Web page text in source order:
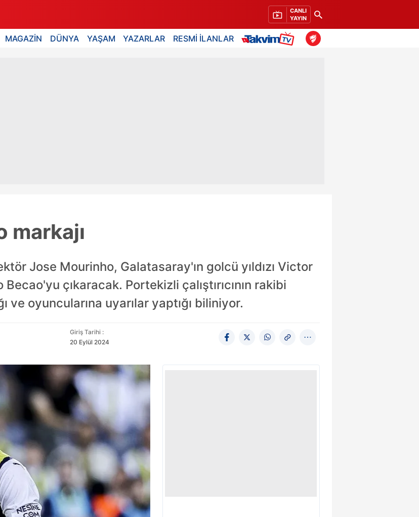
CANLI
YAYIN
MAGAZİN DÜNYA YAŞAM YAZARLAR RESMİ İLANLAR
markajı
Jose Mourinho, Galatasaray'ın golcü yıldızı Victor
çıkaracak. Portekizli çalıştırıcının rakibi
ve oyuncularına uyarılar yaptığı biliniyor.
Giriş Tarihi :
20 Eylül 2024